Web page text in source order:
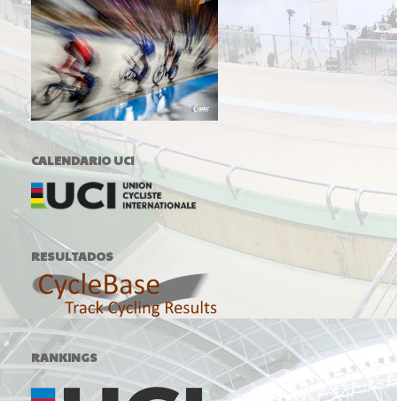
CALENDARIO UCI
RESULTADOS
RANKINGS